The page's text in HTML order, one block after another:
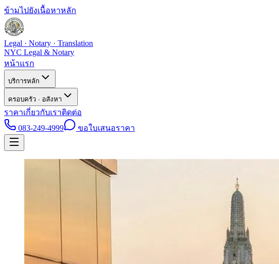
ข้ามไปยังเนื้อหาหลัก
Legal · Notary · Translation
NYC Legal & Notary
หน้าแรก
บริการหลัก
ครอบครัว · อสังหา
ราคาเกี่ยวกับเราติดต่อ
083-249-4999
ขอใบเสนอราคา